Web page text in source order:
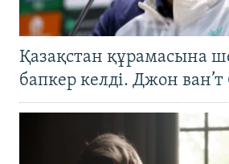
Қазақстан құрамасына
бапкер келді. Джон